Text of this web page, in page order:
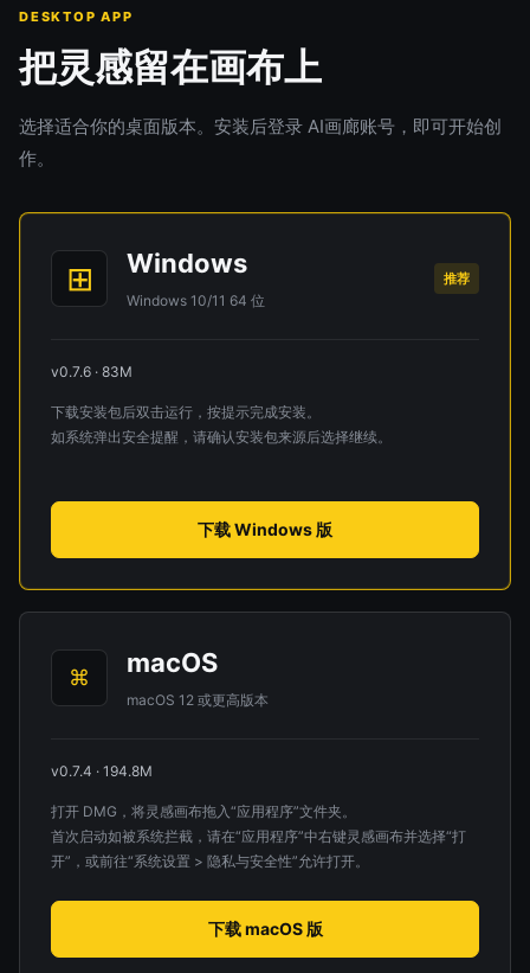
DESKTOP APP
把灵感留在画布上
选择适合你的桌面版本。安装后登录 AI画廊账号，即可开始创
作。
⊞ Windows
Windows 10/11 64 位
推荐
v0.7.6 · 83M
下载安装包后双击运行，按提示完成安装。
如系统弹出安全提醒，请确认安装包来源后选择继续。
下载 Windows 版
⌘ macOS
macOS 12 或更高版本
v0.7.4 · 194.8M
打开 DMG，将灵感画布拖入“应用程序”文件夹。
首次启动如被系统拦截，请在“应用程序”中右键灵感画布并选择“打
开”，或前往“系统设置 > 隐私与安全性”允许打开。
下载 macOS 版